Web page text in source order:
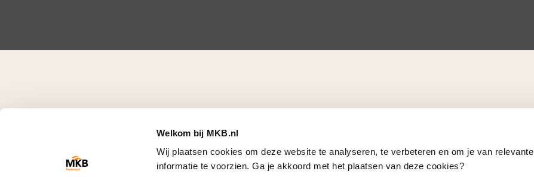
Welkom bij MKB.nl
Wij plaatsen cookies om deze website te analyseren, te verbeteren en om je van relevante
informatie te voorzien. Ga je akkoord met het plaatsen van deze cookies?